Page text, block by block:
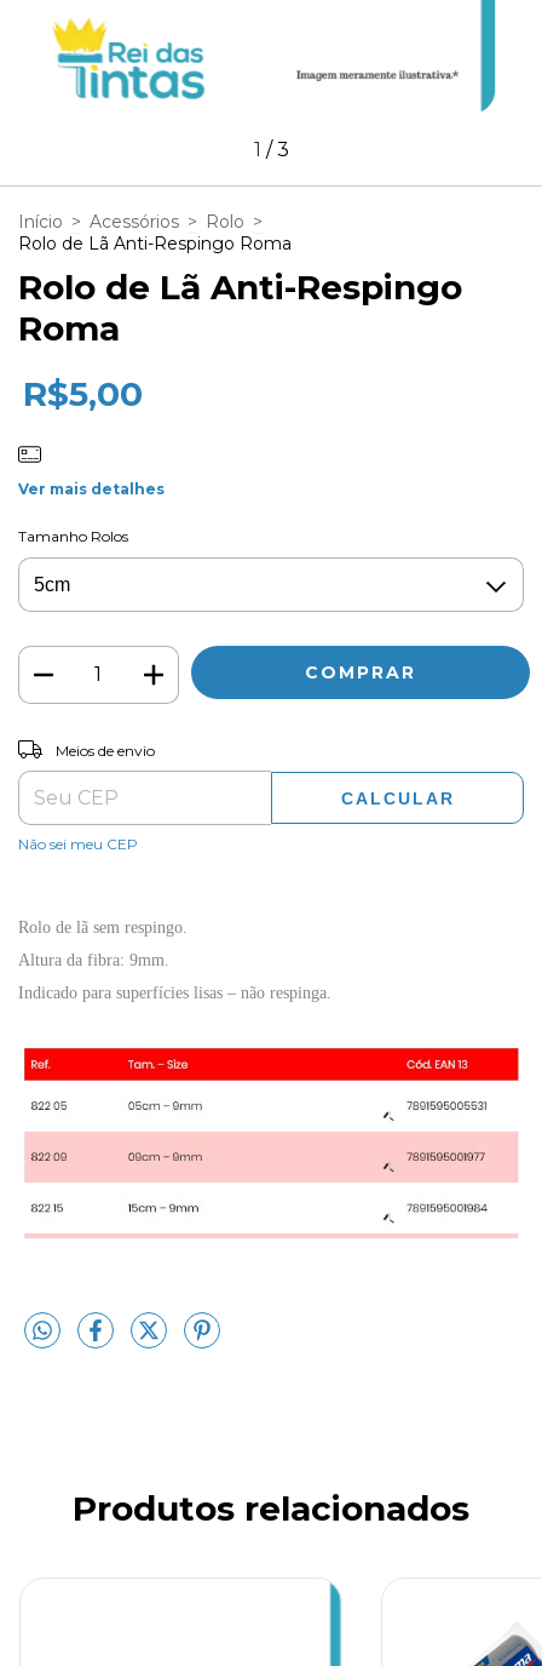
1 /3
Início > Acessórios > Rolo >
Rolo de Lã Anti-Respingo Roma
Rolo de Lã Anti-Respingo
Roma
R$5,00
Ver mais detalhes
Tamanho Rolos
Entregas para o CEP:
Meios de envio
CALCULAR
Não sei meu CEP
Rolo de lã sem respingo.
Altura da fibra: 9mm.
Indicado para superfícies lisas – não respinga.
Produtos relacionados